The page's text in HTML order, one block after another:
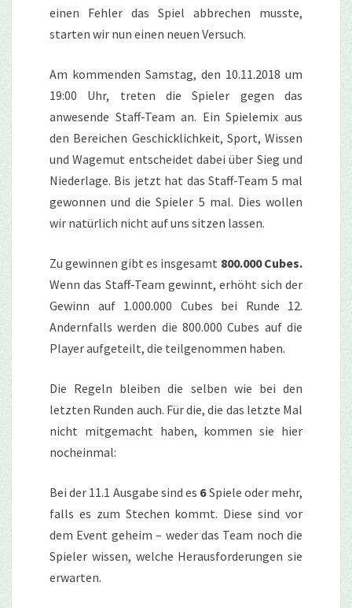
einen Fehler das Spiel abbrechen musste,
starten wir nun einen neuen Versuch.
Am kommenden Samstag, den 10.11.2018 um
19:00 Uhr, treten die Spieler gegen das
anwesende Staff-Team an. Ein Spielemix aus
den Bereichen Geschicklichkeit, Sport, Wissen
und Wagemut entscheidet dabei über Sieg und
Niederlage. Bis jetzt hat das Staff-Team 5 mal
gewonnen und die Spieler 5 mal. Dies wollen
wir natürlich nicht auf uns sitzen lassen.
Zu gewinnen gibt es insgesamt 800.000 Cubes.
Wenn das Staff-Team gewinnt, erhöht sich der
Gewinn auf 1.000.000 Cubes bei Runde 12.
Andernfalls werden die 800.000 Cubes auf die
Player aufgeteilt, die teilgenommen haben.
Die Regeln bleiben die selben wie bei den
letzten Runden auch. Für die, die das letzte Mal
nicht mitgemacht haben, kommen sie hier
nocheinmal:
Bei der 11.1 Ausgabe sind es 6Spiele oder mehr,
falls es zum Stechen kommt. Diese sind vor
dem Event geheim – weder das Team noch die
Spieler wissen, welche Herausforderungen sie
erwarten.